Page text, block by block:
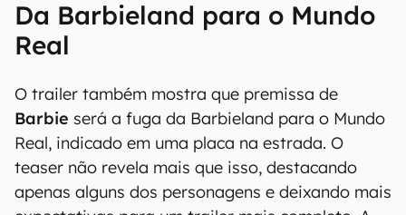
Da Barbieland para o Mundo
Real
O trailer também mostra que premissa de
Barbie será a fuga da Barbieland para o Mundo
Real, indicado em uma placa na estrada. O
teaser não revela mais que isso, destacando
apenas alguns dos personagens e deixando mais